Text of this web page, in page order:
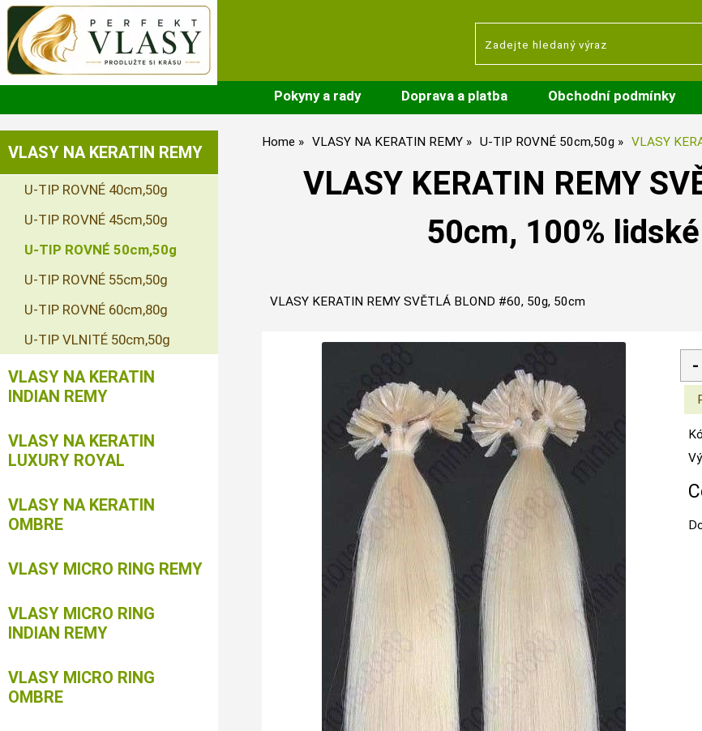
Pokyny a rady Doprava a platba Obchodní podmínky
Home VLASY NA KERATIN REMY U-TIP ROVNÉ 50cm,50g VLASY
VLASY KERATIN REMY
50cm, 100%
VLASY KERATIN REMY SVĚTLÁ BLOND #60, 50g, 50cm
VLASY NA KERATIN REMY
U-TIP ROVNÉ 40cm,50g
U-TIP ROVNÉ 45cm,50g
U-TIP ROVNÉ 50cm,50g
U-TIP ROVNÉ 55cm,50g
U-TIP ROVNÉ 60cm,80g
U-TIP VLNITÉ 50cm,50g
VLASY NA KERATIN
INDIAN REMY
VLASY NA KERATIN
LUXURY ROYAL
VLASY NA KERATIN
OMBRE
VLASY MICRO RING REMY
VLASY MICRO RING
INDIAN REMY
VLASY MICRO RING
OMBRE